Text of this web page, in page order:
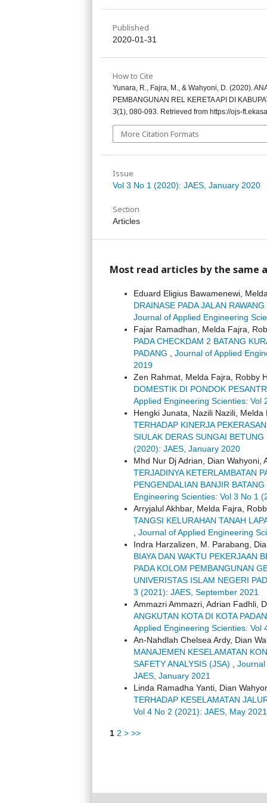
Published
2020-01-31
How to Cite
Yunara, R., Fajra, M., & Wahyoni, D. (2020).
PEMBANGUNAN REL KERETA API DI
3(1), 080-093. Retrieved from https://ojs-
More Citation Formats
Issue
Vol 3 No 1 (2020): JAES, January 2020
Section
Articles
Most read articles by the same
Eduard Eligius Bawamenewi,
DRAINASE PADA JALAN
Journal of Applied Engineering
Fajar Ramadhan, Melda Fajra,
PADA CHECKDAM 2 BATANG
PADANG
Journal of Applied
2019
Zen Rahmat, Melda Fajra, Robby
DOMESTIK DI PONDOK
Applied Engineering Scienties:
Hengki Junata, Nazili Nazili,
TERHADAP KINERJA
SIULAK DERAS SUNGAI BETUNG
(2020): JAES, January 2020
Mhd Nur Dj Adrian, Dian Wahyoni,
TERJADINYA KETERLAMBATAN
PENGENDALIAN BANJIR
Engineering Scienties: Vol 3 No 1
Arryjalul Akhbar, Melda Fajra,
TANGSI KELURAHAN TANAH
Journal of Applied Engineering
Indra Harzalizen, M. Parabang,
BIAYA DAN WAKTU PEKERJAAN
PADA KOLOM PEMBANGUNAN
UNIVERISTAS ISLAM NEGERI
3 (2021): JAES, September 2021
Ammazri Ammazri, Adrian Fadhli,
ANGKUTAN KOTA DI KOTA
Applied Engineering Scienties:
An-Nahdlah Chelsea Ardy, Dian
MANAJEMEN KESELAMATAN
SAFETY ANALYSIS (JSA)
Journal
JAES, January 2021
Linda Ramadha Yanti, Dian
TERHADAP KESELAMATAN
Vol 4 No 2 (2021): JAES, May 2021
1 2 > >>